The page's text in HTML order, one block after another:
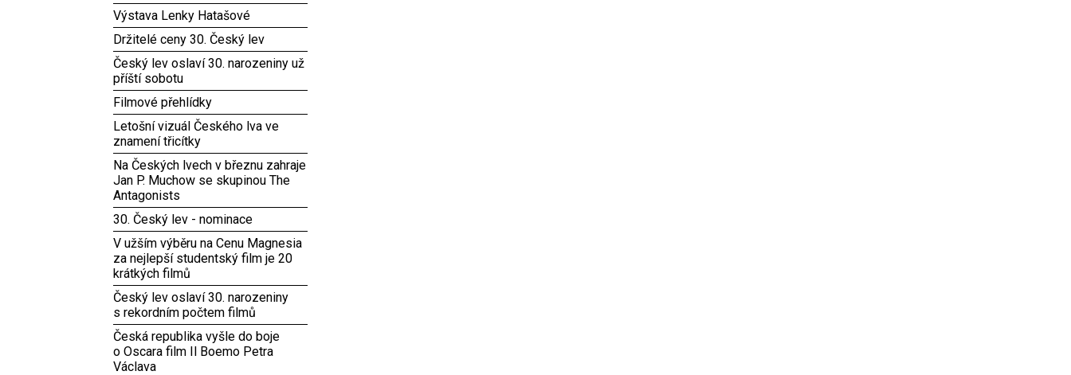
Výstava Lenky Hatašové
Držitelé ceny 30. Český lev
Český lev oslaví 30. narozeniny už
příští sobotu
Filmové přehlídky
Letošní vizuál Českého lva ve
znamení třicítky
Na Českých lvech v březnu zahraje
Jan P. Muchow se skupinou The
Antagonists
30. Český lev - nominace
V užším výběru na Cenu Magnesia
za nejlepší studentský film je 20
krátkých filmů
Český lev oslaví 30. narozeniny
s rekordním počtem filmů
Česká republika vyšle do boje
o Oscara film Il Boemo Petra
Václava